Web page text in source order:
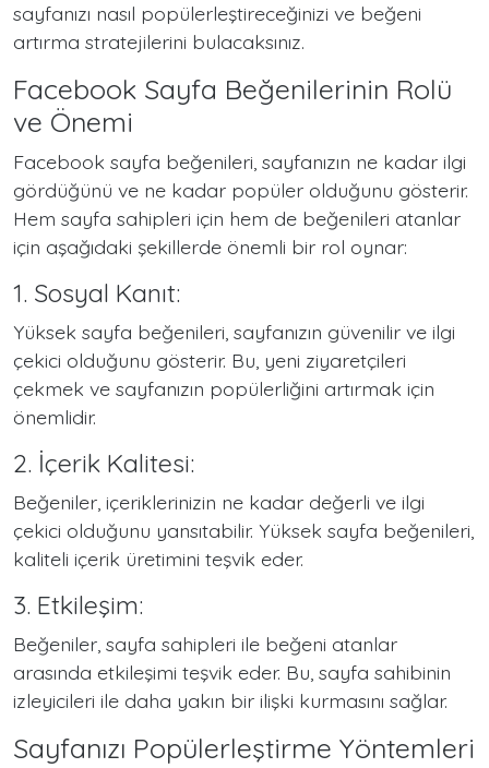
sayfanızı nasıl popülerleştireceğinizi ve beğeni
artırma stratejilerini bulacaksınız.
Facebook Sayfa Beğenilerinin Rolü
ve Önemi
Facebook sayfa beğenileri, sayfanızın ne kadar ilgi
gördüğünü ve ne kadar popüler olduğunu gösterir.
Hem sayfa sahipleri için hem de beğenileri atanlar
için aşağıdaki şekillerde önemli bir rol oynar:
1. Sosyal Kanıt:
Yüksek sayfa beğenileri, sayfanızın güvenilir ve ilgi
çekici olduğunu gösterir. Bu, yeni ziyaretçileri
çekmek ve sayfanızın popülerliğini artırmak için
önemlidir.
2. İçerik Kalitesi:
Beğeniler, içeriklerinizin ne kadar değerli ve ilgi
çekici olduğunu yansıtabilir. Yüksek sayfa beğenileri,
kaliteli içerik üretimini teşvik eder.
3. Etkileşim:
Beğeniler, sayfa sahipleri ile beğeni atanlar
arasında etkileşimi teşvik eder. Bu, sayfa sahibinin
izleyicileri ile daha yakın bir ilişki kurmasını sağlar.
Sayfanızı Popülerleştirme Yöntemleri